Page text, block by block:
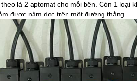
là 2 aptomat cho mỗi bên. Còn 1
được nằm dọc trên một đường thằng.